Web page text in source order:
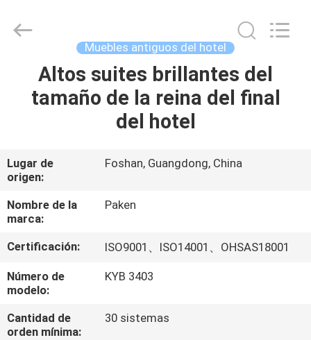
HOGAR
SOBRE
NOSOTROS
VIAJE
DE
LA
FÁBRICA
Furniture
Muebles antiguos del hotel
Altos suites brillantes del
tamaño de la reina del final
del hotel
Lugar de
origen:
Foshan, Guangdong, China
Nombre de la
marca:
Paken
Certificación: ISO9001、ISO14001、OHSAS18001
Número de
modelo:
KYB 3403
Cantidad de
orden mínima:
30 sistemas